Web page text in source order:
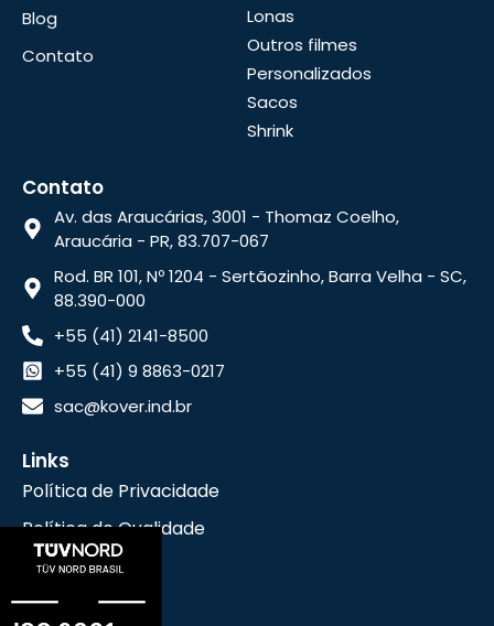
Blog
Contato
Lonas
Outros filmes
Personalizados
Sacos
Shrink
Contato
Av. das Araucárias, 3001 - Thomaz Coelho,
Araucária - PR, 83.707-067
Rod. BR 101, Nº 1204 - Sertãozinho, Barra Velha - SC,
88.390-000
+55 (41) 2141-8500
+55 (41) 9 8863-0217
sac@kover.ind.br
Links
Política de Privacidade
Política de Qualidade